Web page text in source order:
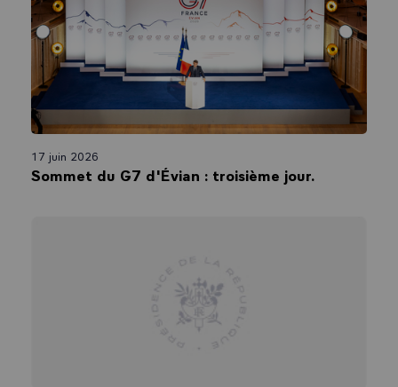
17 juin 2026
Sommet du G7 d'Évian : troisième jour.